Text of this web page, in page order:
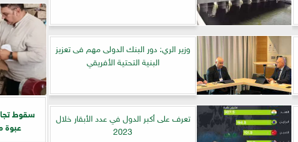
وزير الري: دور البنك الدولى مهم فى تعزيز
البنية التحتية الأفريقي
تعرف على أكبر الدول في عدد الأبقار خلال
2023
عبوة